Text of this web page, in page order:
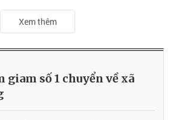
Xem thêm
giam số 1 chuyển về xã